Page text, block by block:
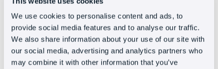
We use cookies to personalise content and ads, to
provide social media features and to analyse our traffic.
We also share information about your use of our site with
our social media, advertising and analytics partners who
may combine it with other information that you’ve
Tornare alle risorse